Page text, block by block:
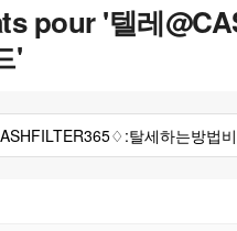
pour '텔레
'